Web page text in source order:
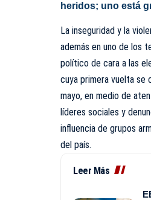
heridos; uno está
La inseguridad y la
además en uno de los
político de cara a las
cuya primera vuelta se
mayo, en medio de
líderes sociales y
influencia de grupos
del país.
Leer Más